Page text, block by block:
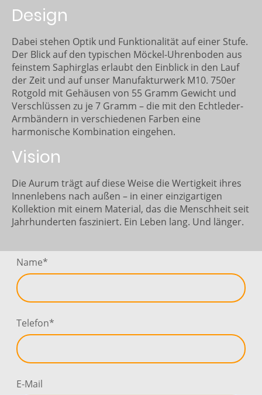
Design
Dabei stehen Optik und Funktionalität auf einer Stufe.
Der Blick auf den typischen Möckel-Uhrenboden aus
feinstem Saphirglas erlaubt den Einblick in den Lauf
der Zeit und auf unser Manufakturwerk M10. 750er
Rotgold mit Gehäusen von 55 Gramm Gewicht und
Verschlüssen zu je 7 Gramm – die mit den Echtleder-
Armbändern in verschiedenen Farben eine
harmonische Kombination eingehen.
Vision
Die Aurum trägt auf diese Weise die Wertigkeit ihres
Innenlebens nach außen – in einer einzigartigen
Kollektion mit einem Material, das die Menschheit seit
Jahrhunderten fasziniert. Ein Leben lang. Und länger.
Name*
Telefon*
E-Mail